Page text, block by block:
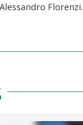
Florenzi.